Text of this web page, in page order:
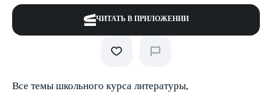
ЧИТАТЬ В ПРИЛОЖЕНИИ
Все темы школьного курса литературы,